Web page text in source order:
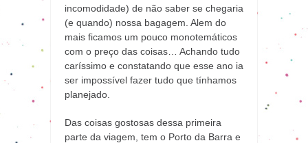
incomodidade) de não saber se chegaria
(e quando) nossa bagagem. Alem do
mais ficamos um pouco monotemáticos
com o preço das coisas… Achando tudo
caríssimo e constatando que esse ano ia
ser impossível fazer tudo que tínhamos
planejado.
Das coisas gostosas dessa primeira
parte da viagem, tem o Porto da Barra e